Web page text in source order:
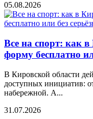
05.08.2026
Все на спорт: как в
форму бесплатно
В Кировской области
доступных инициатив:
набережной. А...
31.07.2026